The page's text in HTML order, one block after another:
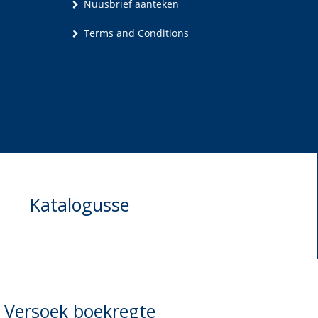
Nuusbrief aanteken
Terms and Conditions
Katalogusse
Versoek boekregte